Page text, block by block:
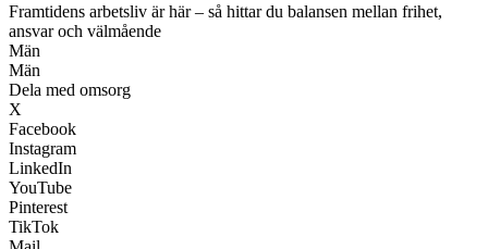
Framtidens arbetsliv är här – så hittar du balansen mellan frihet,
ansvar och välmående
Män
Män
Dela med omsorg
X
Facebook
Instagram
LinkedIn
YouTube
Pinterest
TikTok